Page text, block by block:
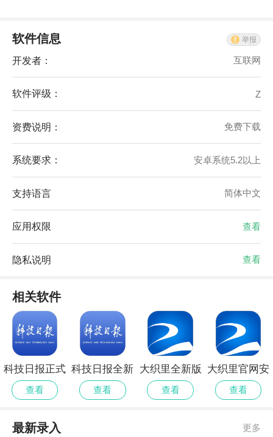
软件信息 举报
开发者： 互联网
软件评级： Z
资费说明： 免费下载
系统要求： 安卓系统5.2以上
支持语言 简体中文
应用权限 查看
隐私说明 查看
相关软件
科技日报正式
版安卓
查看
科技日报全新
版
查看
大织里全新版
查看
大织里官网安
卓版
查看
最新录入 更多